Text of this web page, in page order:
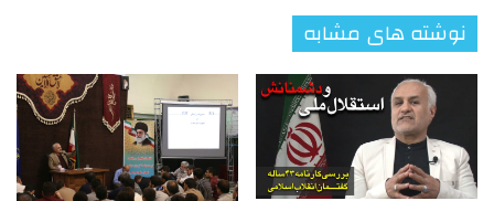
نوشته های مشابه